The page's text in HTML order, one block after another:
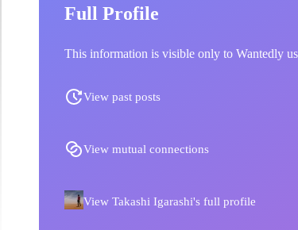
Full Profile
This information is visible only to Wantedly
View past posts
View mutual connections
View Takashi Igarashi's full profile